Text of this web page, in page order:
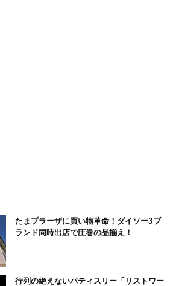
たまプラーザに買い物革命！ダイソー3ブ
ランド同時出店で圧巻の品揃え！
行列の絶えないパティスリー「リストワー